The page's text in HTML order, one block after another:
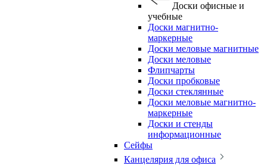
Доски офисные и
учебные
Доски магнитно-
маркерные
Доски меловые магнитные
Доски меловые
Флипчарты
Доски пробковые
Доски стеклянные
Доски меловые магнитно-
маркерные
Доски и стенды
информационные
Сейфы
Канцелярия для офиса